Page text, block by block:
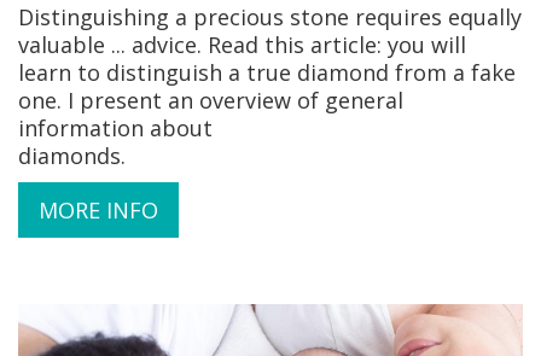
Distinguishing a precious stone requires equally
valuable ... advice. Read this article: you will
learn to distinguish a true diamond from a fake
one. I present an overview of general
information about
diamonds.
MORE INFO